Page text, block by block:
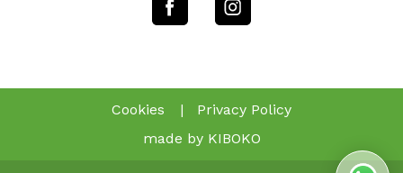
Cookies |
Privacy Policy
made by KIBOKO